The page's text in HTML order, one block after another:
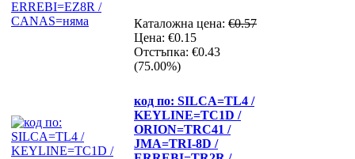
Каталожна цена: €0.57
Цена: €0.15
Отстъпка: €0.43
(75.00%)
код по: SILCA=TL4 /
KEYLINE=TC1D /
ORION=TRC41 /
JMA=TRI-8D /